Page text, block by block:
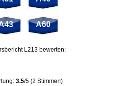
A60
L213 bewerten:
3.5/5 (2 Stimmen)